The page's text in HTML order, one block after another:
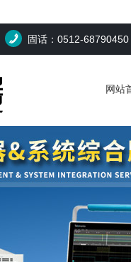
固话：0512-68790450
网站